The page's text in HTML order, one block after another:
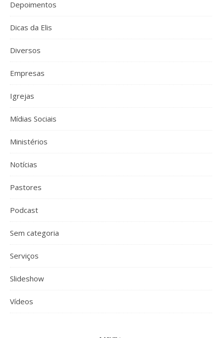
Depoimentos
Dicas da Elis
Diversos
Empresas
Igrejas
Mídias Sociais
Ministérios
Notícias
Pastores
Podcast
Sem categoria
Serviços
Slideshow
Vídeos